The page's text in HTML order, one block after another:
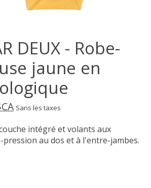
DEUX - Robe-
jaune en
Sans les taxes
intégré et volants aux
au dos et à l'entre-jambes.